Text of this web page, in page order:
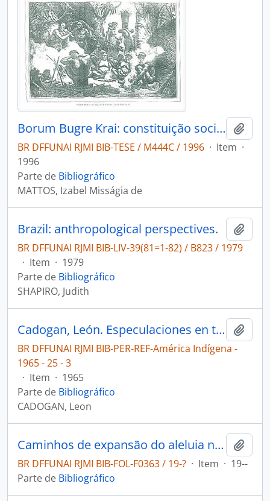
Borum Bugre Krai: constituição social da identidade e memória étnica krenak
BR DFFUNAI RJMI BIB-TESE / M444C / 1996 · Item ·
1996
Parte de Bibliográfico
MATTOS, Izabel Misságia de
Brazil: anthropological perspectives.
BR DFFUNAI RJMI BIB-LIV-39(81=1-82) / B823 / 1979
· Item · 1979
Parte de Bibliográfico
SHAPIRO, Judith
Cadogan, León. Especulaciones en torno al bai ete ri va guayaki [América Indígena]
BR DFFUNAI RJMI BIB-PER-REF-América Indígena -
1965 - 25 - 3
· Item · 1965
Parte de Bibliográfico
CADOGAN, Leon
Caminhos de expansão do aleluia no Rio Branco
BR DFFUNAI RJMI BIB-FOL-F0363 / 19-? · Item · 19--
Parte de Bibliográfico